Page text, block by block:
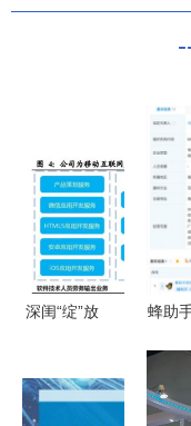
深闺“绽”放
工智能与科
技融合之道
蜂助
码AI